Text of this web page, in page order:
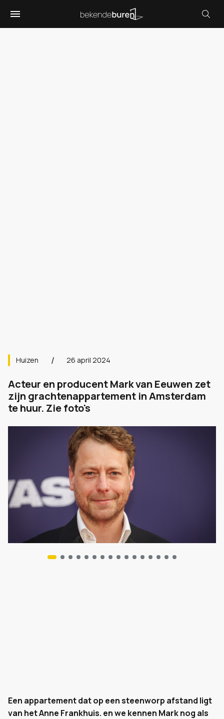
Huizen 26 april 2024
Acteur en producent Mark van Eeuwen zet
zijn grachtenappartement in Amsterdam
te huur. Zie foto's
Een appartement dat op een steenworp afstand ligt
van het Anne Frankhuis. en we kennen Mark nog als